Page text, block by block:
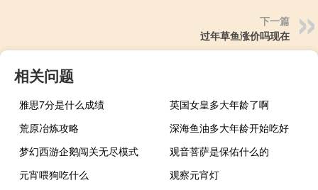
下一篇
过年草鱼涨价吗现在
相关问题
雅思7分是什么成绩
英国女皇多大年龄了啊
荒原冶炼攻略
深海鱼油多大年龄开始吃好
梦幻西游企鹅闯关无尽模式
观音菩萨是保佑什么的
元宵喂狗吃什么
观察元宵灯